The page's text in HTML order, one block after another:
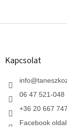
L
Kapcsolat
info@
06 47 521-048
+36 20 667
Facebook